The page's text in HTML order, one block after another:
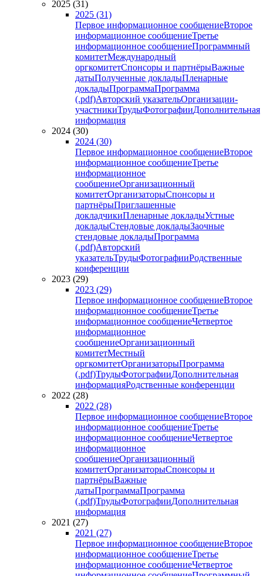
2025 (31)
2025 (31)
Первое информационное сообщениеВторое
информационное сообщениеТретье
информационное сообщениеПрограммный
комитетМеждународный
оргкомитетСпонсоры и партнёрыВажные
датыПолученные докладыПленарные
докладыПрограммаПрограмма
(.pdf)Авторский указательОрганизации-
участникиТрудыФотографииДополнительная
информация
2024 (30)
2024 (30)
Первое информационное сообщениеВторое
информационное сообщениеТретье
информационное
сообщениеОрганизационный
комитетОрганизаторыСпонсоры и
партнёрыПриглашенные
докладчикиПленарные докладыУстные
докладыСтендовые докладыЗаочные
стендовые докладыПрограмма
(.pdf)Авторский
указательТрудыФотографииРодственные
конференции
2023 (29)
2023 (29)
Первое информационное сообщениеВторое
информационное сообщениеТретье
информационное сообщениеЧетвертое
информационное
сообщениеОрганизационный
комитетМестный
оргкомитетОрганизаторыПрограмма
(.pdf)ТрудыФотографииДополнительная
информацияРодственные конференции
2022 (28)
2022 (28)
Первое информационное сообщениеВторое
информационное сообщениеТретье
информационное сообщениеЧетвертое
информационное
сообщениеОрганизационный
комитетОрганизаторыСпонсоры и
партнёрыВажные
датыПрограммаПрограмма
(.pdf)ТрудыФотографииДополнительная
информация
2021 (27)
2021 (27)
Первое информационное сообщениеВторое
информационное сообщениеТретье
информационное сообщениеЧетвертое